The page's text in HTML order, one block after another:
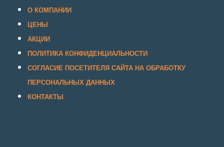
О КОМПАНИИ
ЦЕНЫ
АКЦИИ
ПОЛИТИКА КОНФИДЕНЦИАЛЬНОСТИ
СОГЛАСИЕ ПОСЕТИТЕЛЯ САЙТА НА ОБРАБОТКУ
ПЕРСОНАЛЬНЫХ ДАННЫХ
КОНТАКТЫ